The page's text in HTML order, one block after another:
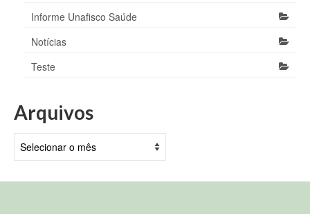
Informe Unafisco Saúde
Notícias
Teste
Arquivos